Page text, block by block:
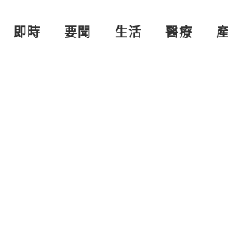
即時 要聞 生活 醫療